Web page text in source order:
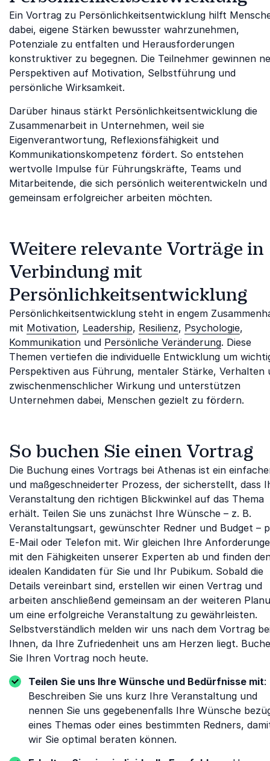
Ein Vortrag zu Persönlichkeitsentwicklung hilft
dabei, eigene Stärken bewusster wahrzunehmen,
Potenziale zu entfalten und Herausforderungen
konstruktiver zu begegnen. Die Teilnehmer gewinnen
Perspektiven auf Motivation, Selbstführung und
persönliche Wirksamkeit.
Darüber hinaus stärkt Persönlichkeitsentwicklung die
Zusammenarbeit in Unternehmen, weil sie
Eigenverantwortung, Reflexionsfähigkeit und
Kommunikationskompetenz fördert. So entstehen
wertvolle Impulse für Führungskräfte, Teams und
Mitarbeitende, die sich persönlich weiterentwickeln und
gemeinsam erfolgreicher arbeiten möchten.
Weitere relevante Vorträge in
Verbindung mit
Persönlichkeitsentwicklung
Persönlichkeitsentwicklung steht in engem
mit Motivation, Leadership, Resilienz, Psychologie,
Kommunikation und Persönliche Veränderung. Diese
Themen vertiefen die individuelle Entwicklung um
Perspektiven aus Führung, mentaler Stärke, Verhalten
zwischenmenschlicher Wirkung und unterstützen
Unternehmen dabei, Menschen gezielt zu fördern.
So buchen Sie einen Vortrag
Die Buchung eines Vortrags bei Athenas ist ein
und maßgeschneiderter Prozess, der sicherstellt, dass
Veranstaltung den richtigen Blickwinkel auf das Thema
erhält. Teilen Sie uns zunächst Ihre Wünsche – z. B.
Veranstaltungsart, gewünschter Redner und Budget –
E-Mail oder Telefon mit. Wir gleichen Ihre
mit den Fähigkeiten unserer Experten ab und finden
idealen Kandidaten für Sie und Ihr Pubikum. Sobald die
Details vereinbart sind, erstellen wir einen Vertrag und
arbeiten anschließend gemeinsam an der weiteren
um eine erfolgreiche Veranstaltung zu gewährleisten.
Selbstverständlich melden wir uns nach dem Vortrag
Ihnen, da Ihre Zufriedenheit uns am Herzen liegt.
Sie Ihren Vortrag noch heute.
Teilen Sie uns Ihre Wünsche und Bedürfnisse mit:
Beschreiben Sie uns kurz Ihre Veranstaltung und
nennen Sie uns gegebenenfalls Ihre Wünsche
eines Themas oder eines bestimmten Redners,
wir Sie optimal beraten können.